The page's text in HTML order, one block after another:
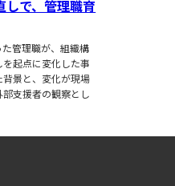
しで、管理職育
管理職が、組織構
起点に変化した事
景と、変化が現場
支援者の観察とし